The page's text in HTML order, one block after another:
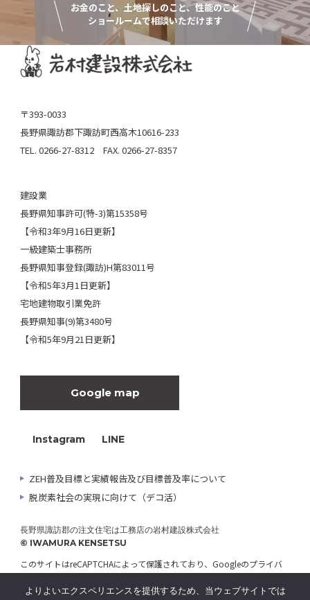
お金のこと、土地探しのこと、性能のこと
ショールームで相談いただけます
〒393-0033
長野県諏訪郡下諏訪町西高木10616-233
TEL. 0266-27-8312 FAX. 0266-27-8357
建設業
長野県知事許可(特-3)第15358号
【令和3年9月16日更新】
一級建築士事務所
長野県知事登録(諏訪)H第83011号
【令和5年3月1日更新】
宅地建物取引業免許
長野県知事(9)第3480号
【令和5年9月21日更新】
Google map
Instagram LINE
ZEH普及目標と実績報告及び目標普及率について
脱炭素社会の実現に向けて（デコ活）
長野県諏訪郡の注文住宅は工務店の岩村建設株式会社
© IWAMURA KENSETSU
このサイトはreCAPTCHAによって保護されており、Googleのプライバ
シーポリシーと利用規約が適用されます。
よりよいエクスペリエンスを提供するため、当ウェブサイトでは